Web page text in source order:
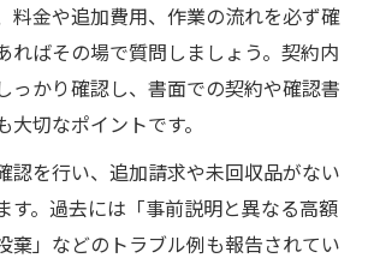
料金や追加費用、作業の流れを必ず確
ればその場で質問しましょう。契約内
っかり確認し、書面での契約や確認書
切なポイントです。
認を行い、追加請求や未回収品がない
す。過去には「事前説明と異なる高額
棄」などのトラブル例も報告されてい